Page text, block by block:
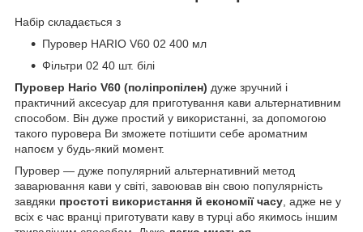
Набір складається з
Пуровер HARIO V60 02 400 мл
Фільтри 02 40 шт. білі
Пуровер Hario V60 (поліпропілен) дуже зручний і
практичний аксесуар для приготування кави альтернативним
способом. Він дуже простий у використанні, за допомогою
такого пуровера Ви зможете потішити себе ароматним
напоєм у будь-який момент.
Пуровер — дуже популярний альтернативний метод
заварювання кави у світі, завоював він свою популярність
завдяки простоті використання й економії часу, адже не у
всіх є час вранці приготувати каву в турці або якимось іншим